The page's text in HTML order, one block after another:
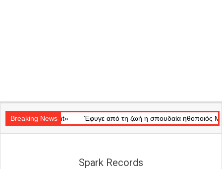
Navigation
Menu
Breaking News
of Light» Έφυγε από τη ζωή η σπουδαία ηθοποιός Μάρω
Spark Records